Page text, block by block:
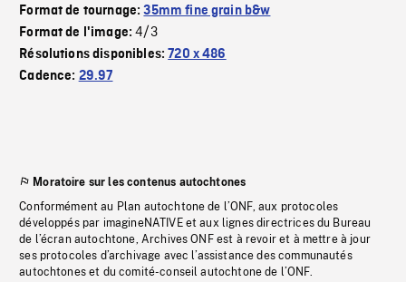
Format de tournage:35mm fine grain b&w
Format de l'image:4/3
Résolutions disponibles:720 x 486
Cadence: 29.97
Moratoire sur les contenus autochtones
Conformément au Plan autochtone de l’ONF, aux protocoles
développés par imagineNATIVE et aux lignes directrices du Bureau
de l’écran autochtone, Archives ONF est à revoir et à mettre à jour
ses protocoles d’archivage avec l’assistance des communautés
autochtones et du comité-conseil autochtone de l’ONF.